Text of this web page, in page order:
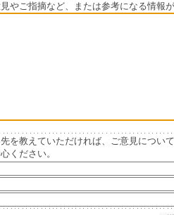
やご指摘など、または参考になる情報
を教えていただければ、ご意見につい
ください。